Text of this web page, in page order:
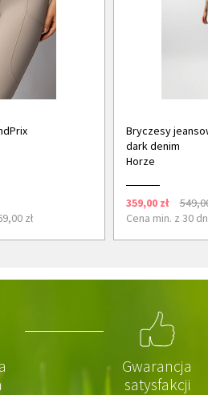
zł
Bryczesy
dark denim
Horze
359,00 zł
Cena min. z 30
Gwarancja
satysfakcji